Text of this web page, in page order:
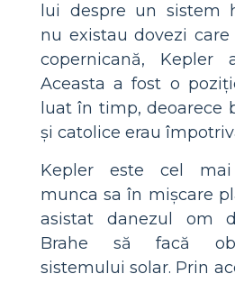
lui despre un sistem
nu existau dovezi
copernicană, Kepler
Aceasta a fost o
luat în timp, deoarece
și catolice erau
Kepler este cel
munca sa în mișcare
asistat danezul om
Brahe să facă
sistemului solar. Prin